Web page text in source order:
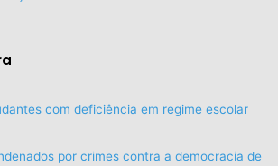
com deficiência em regime escolar
por crimes contra a democracia de